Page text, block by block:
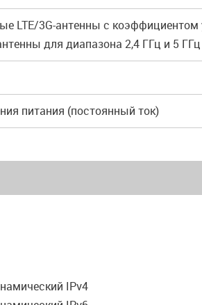
LTE/3G-антенны с коэффициентом
для диапазона 2,4 ГГц и 5
питания (постоянный ток)
IPv4